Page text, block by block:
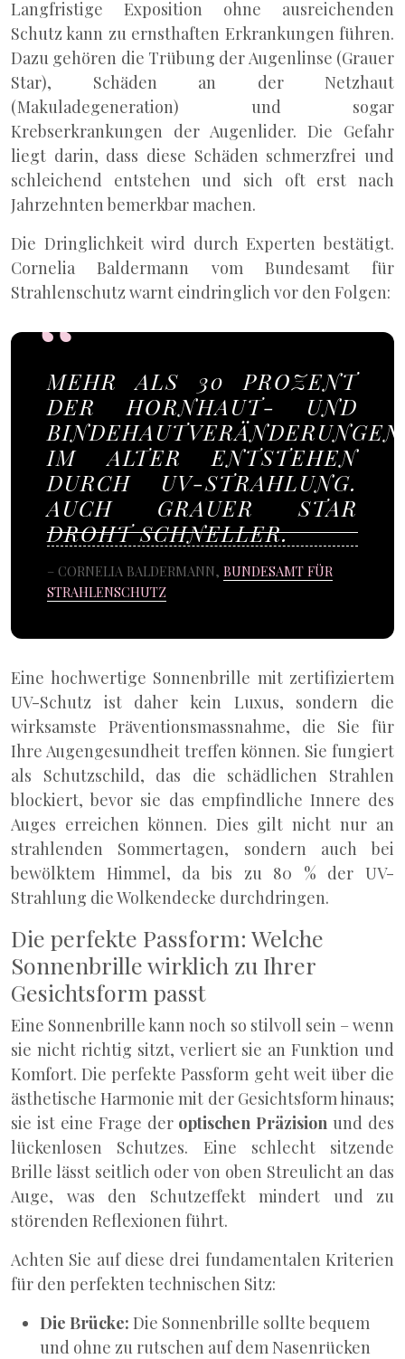
Langfristige Exposition ohne ausreichenden
Schutz kann zu ernsthaften Erkrankungen führen.
Dazu gehören die Trübung der Augenlinse (Grauer
Star), Schäden an der Netzhaut
(Makuladegeneration) und sogar
Krebserkrankungen der Augenlider. Die Gefahr
liegt darin, dass diese Schäden schmerzfrei und
schleichend entstehen und sich oft erst nach
Jahrzehnten bemerkbar machen.
Die Dringlichkeit wird durch Experten bestätigt.
Cornelia Baldermann vom Bundesamt für
Strahlenschutz warnt eindringlich vor den Folgen:
MEHR ALS 30 PROZENT
DER HORNHAUT- UND
BINDEHAUTVERÄNDERUNGEN
IM ALTER ENTSTEHEN
DURCH UV-STRAHLUNG.
AUCH GRAUER STAR
DROHT SCHNELLER.
– CORNELIA BALDERMANN, BUNDESAMT FÜR
STRAHLENSCHUTZ
Eine hochwertige Sonnenbrille mit zertifiziertem
UV-Schutz ist daher kein Luxus, sondern die
wirksamste Präventionsmassnahme, die Sie für
Ihre Augengesundheit treffen können. Sie fungiert
als Schutzschild, das die schädlichen Strahlen
blockiert, bevor sie das empfindliche Innere des
Auges erreichen können. Dies gilt nicht nur an
strahlenden Sommertagen, sondern auch bei
bewölktem Himmel, da bis zu 80 % der UV-
Strahlung die Wolkendecke durchdringen.
Die perfekte Passform: Welche
Sonnenbrille wirklich zu Ihrer
Gesichtsform passt
Eine Sonnenbrille kann noch so stilvoll sein – wenn
sie nicht richtig sitzt, verliert sie an Funktion und
Komfort. Die perfekte Passform geht weit über die
ästhetische Harmonie mit der Gesichtsform hinaus;
sie ist eine Frage der optischen Präzision und des
lückenlosen Schutzes. Eine schlecht sitzende
Brille lässt seitlich oder von oben Streulicht an das
Auge, was den Schutzeffekt mindert und zu
störenden Reflexionen führt.
Achten Sie auf diese drei fundamentalen Kriterien
für den perfekten technischen Sitz:
Die Brücke: Die Sonnenbrille sollte bequem
und ohne zu rutschen auf dem Nasenrücken